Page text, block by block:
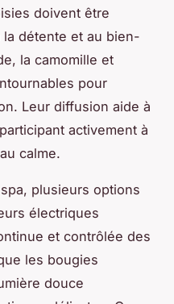
doivent être
détente et au bien-
la camomille et
pour
Leur diffusion aide à
activement à
calme.
plusieurs options
électriques
et contrôlée des
les bougies
douce